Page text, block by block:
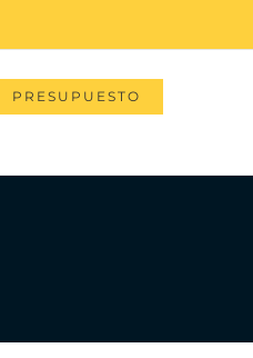
PRESUPUESTO